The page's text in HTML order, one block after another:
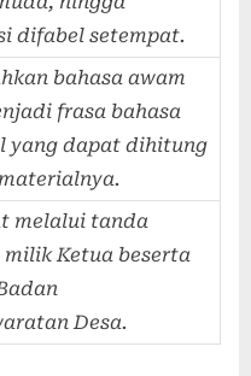
difabel setempat.
bahasa awam
frasa bahasa
yang dapat dihitung
melalui tanda
Ketua beserta
Desa.